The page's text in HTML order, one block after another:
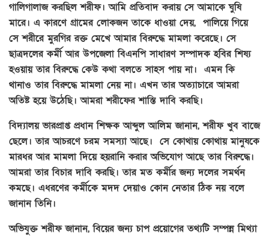
গালিগালাজ করছিল শরীফ। আমি প্রতিবাদ করায় সে আমাকে ঘুষি
মারে। এ কারণে গ্রামের লোকজন তাকে ধাওয়া দেয়, পালিয়ে গিয়ে
সে শরীরে মুরগির রক্ত মেখে আমার বিরুদ্ধে মামলা করেছে। সে
ছাত্রদলের কর্মী আর উপজেলা বিএনপি সাধারণ সম্পাদক হবির শিষ্য
হওয়ায় তার বিরুদ্ধে কেউ কথা বলতে সাহস পায় না। এমন কি
থানাও তার বিরুদ্ধে মামলা নেয় না। এখন তার অত্যাচারে আমরা
অতিষ্ট হয়ে উঠেছি। আমরা শরীফের শাস্তি দাবি করছি।
বিদ্যালয় ভারপ্রাপ্ত প্রধান শিক্ষক আব্দুল আলিম জানান, শরীফ খুব বাজে
ছেলে। তার আচরণে চরম সমস্যা আছে। সে কোথায় কোথায় মানুষকে
মারধর আর মামলা দিয়ে হয়রানি করার অভিযোগ আছে তার বিরুদ্ধে।
আমরা তার বিচার দাবি করছি। তার মত কর্মীর জন্য দলের সমর্থন
কমছে। এধরণের কর্মীকে মদদ দেয়াও কোন নেতার ঠিক নয় বলে
জানান তিনি।
অভিযুক্ত শরীফ জানান, বিয়ের জন্য চাপ প্রয়োগের তথ্যটি সম্পন্ন মিথ্যা